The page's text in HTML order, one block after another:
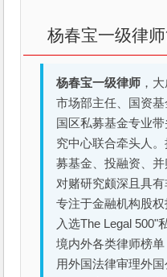
杨春宝一级律
杨春宝一级律师 ，
市场部主任、国资
国区私募基金专业
究中心联合牵头人
募基金、投融资、
对赌研究颇深且具
专注于金融机构股
入选The Legal 500"
境内外各类律师榜
用外国法律审理外